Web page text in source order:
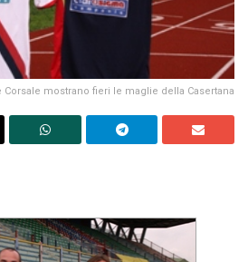
Corsale mostrano fieri le maglie della Casertana